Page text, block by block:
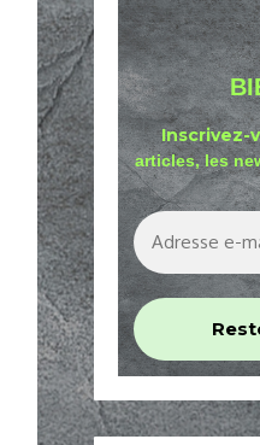
Inscrivez-
articles, les